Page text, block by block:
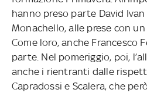
hanno preso parte David
Monachello, alle prese con
Come loro, anche Francesco
parte. Nel pomeriggio, poi,
anche i rientranti dalle
Capradossi e Scalera, che